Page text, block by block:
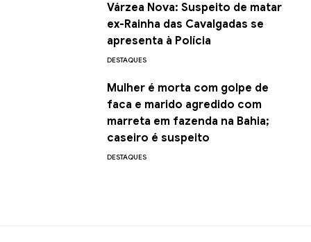
Várzea Nova: Suspeito de matar
ex-Rainha das Cavalgadas se
apresenta à Polícia
DESTAQUES
Mulher é morta com golpe de
faca e marido agredido com
marreta em fazenda na Bahia;
caseiro é suspeito
DESTAQUES